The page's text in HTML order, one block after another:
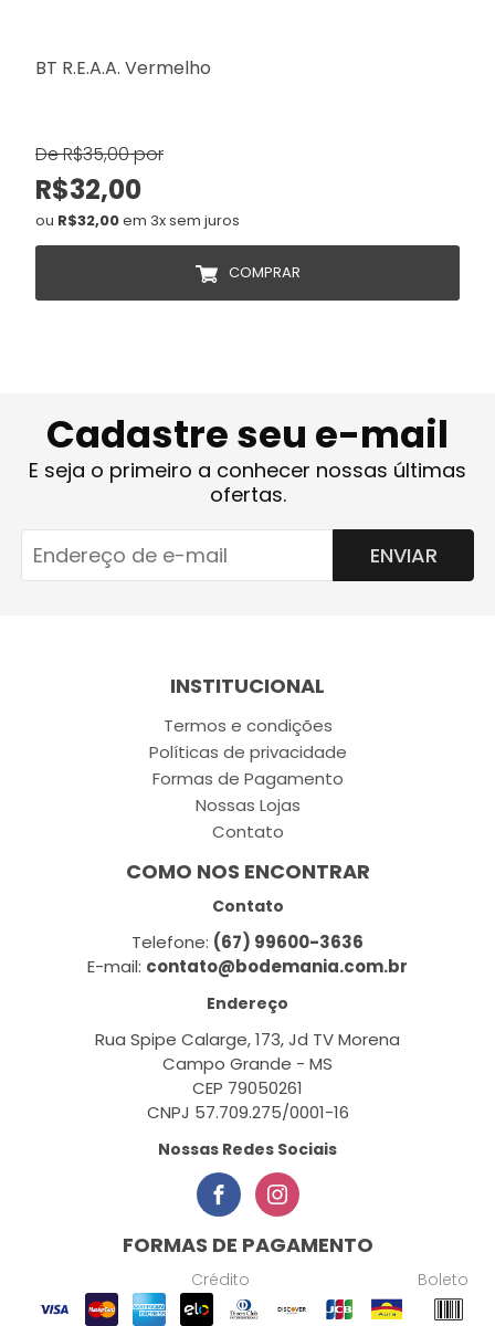
BT R.E.A.A. Vermelho
De R$35,00 por
R$32,00
ou R$32,00em 3x sem juros
COMPRAR
Cadastre seu e-mail
E seja o primeiro a conhecer nossas últimas
ofertas.
ENVIAR
INSTITUCIONAL
Termos e condições
Políticas de privacidade
Formas de Pagamento
Nossas Lojas
Contato
COMO NOS ENCONTRAR
Contato
Telefone: (67) 99600-3636
E-mail: contato@bodemania.com.br
Endereço
Rua Spipe Calarge, 173, Jd TV Morena
Campo Grande - MS
CEP 79050261
CNPJ 57.709.275/0001-16
Nossas Redes Sociais
FORMAS DE PAGAMENTO
Crédito Boleto